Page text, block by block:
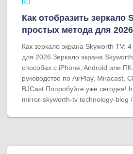
RU
Как отобразить зеркало
простых метода для
Как зеркало экрана Skyworth TV:
для 2026 Зеркало экрана
способах с iPhone, Android или
руководство по AirPlay, Miracast,
BJCast.Попробуйте уже сегодня!
mirror-skyworth-tv technology-blog /